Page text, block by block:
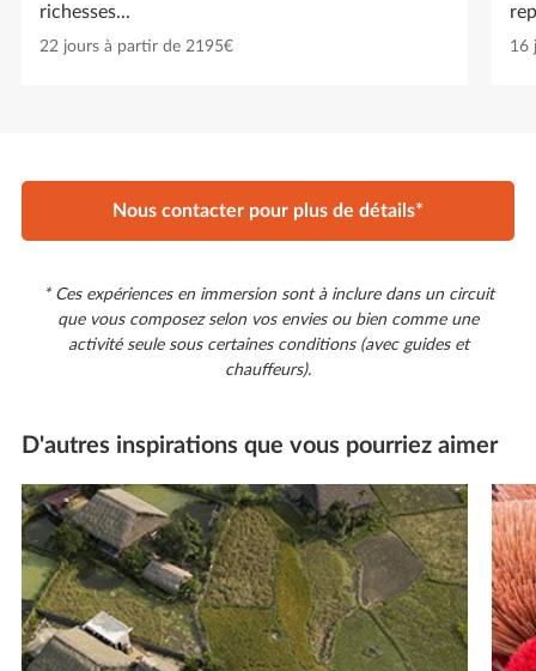
richesses...
22 jours à partir de 2195€ 16
Nous contacter pour plus de détails*
* Ces expériences en immersion sont à inclure dans un circuit
que vous composez selon vos envies ou bien comme une
activité seule sous certaines conditions (avec guides et
chauffeurs).
D'autres inspirations que vous pourriez aimer